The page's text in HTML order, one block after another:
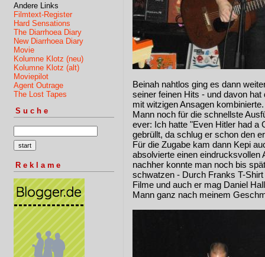
Andere Links
Filmtext-Register
Hard Sensations
The Diarrhoea Diary
New Diarrhoea Diary
Movie
Kolumne Klotz (neu)
Kolumne Klotz (alt)
Moviepilot
Agent Outrage
The Lost Tapes
Suche
Reklame
Beinah nahtlos ging es dann
seiner feinen Hits - und davon
mit witzigen Ansagen
Mann noch für die schnellste
ever: Ich hatte "Even Hitler had a
gebrüllt, da schlug er schon den
Für die Zugabe kam dann Kepi
absolvierte einen eindrucksvollen
nachher konnte man noch bis
schwatzen - Durch Franks T-
Filme und auch er mag Daniel
Mann ganz nach meinem